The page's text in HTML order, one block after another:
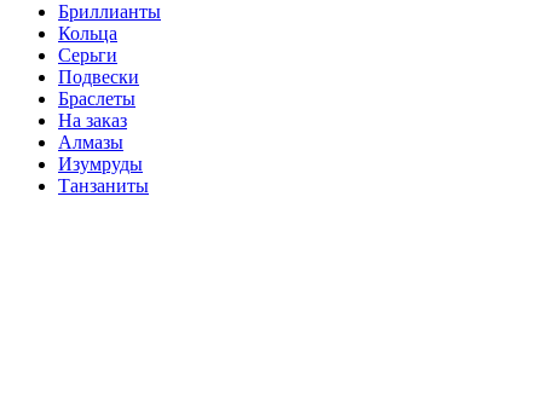
Бриллианты
Кольца
Серьги
Подвески
Браслеты
На заказ
Алмазы
Изумруды
Танзаниты